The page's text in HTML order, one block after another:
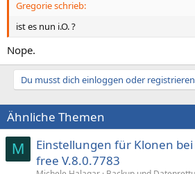
Gregorie schrieb:
ist es nun i.O. ?
Nope.
Du musst dich einloggen oder
Ähnliche Themen
M
Einstellungen für Klonen
free V.8.0.7783